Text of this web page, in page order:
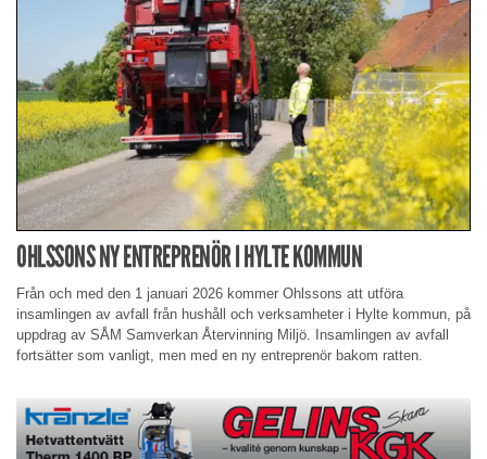
OHLSSONS NY ENTREPRENÖR I HYLTE KOMMUN
Från och med den 1 januari 2026 kommer Ohlssons att utföra
insamlingen av avfall från hushåll och verksamheter i Hylte kommun, på
uppdrag av SÅM Samverkan Återvinning Miljö. Insamlingen av avfall
fortsätter som vanligt, men med en ny entreprenör bakom ratten.